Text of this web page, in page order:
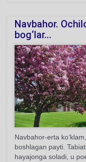
Navbahor.
bog‘lar...
Navbahor-erta
boshlagan payti.
hayajonga soladi, u